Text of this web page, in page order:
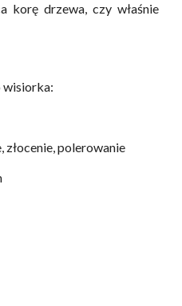
korę drzewa, czy właśnie
wisiorka:
polerowanie